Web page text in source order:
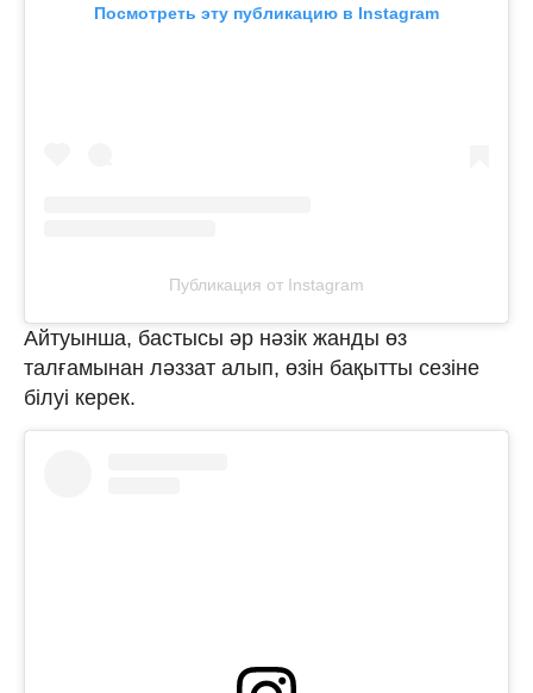
Посмотреть эту публикацию в Instagram
Публикация от Instagram
Айтуынша, бастысы әр нәзік жанды өз
талғамынан ләззат алып, өзін бақытты сезіне
білуі керек.